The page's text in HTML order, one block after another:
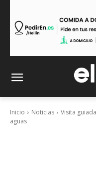
Inicio Noticias
Visita
aguas